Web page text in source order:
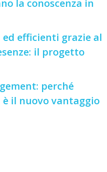
la conoscenza in
efficienti grazie al
il progetto
perché
il nuovo vantaggio